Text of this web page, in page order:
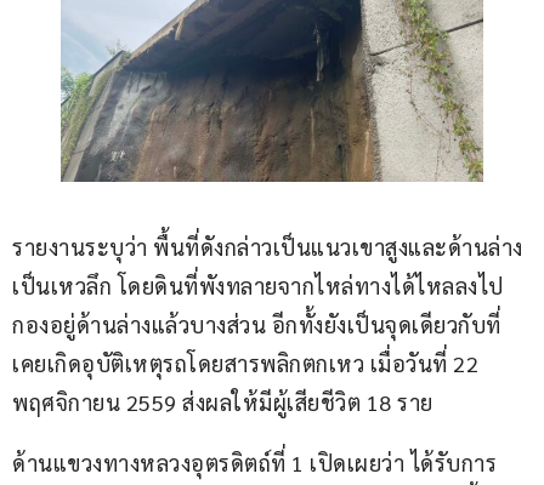
รายงานระบุว่า พื้นที่ดังกล่าวเป็นแนวเขาสูงและด้านล่าง
เป็นเหวลึก โดยดินที่พังทลายจากไหล่ทางได้ไหลลงไป
กองอยู่ด้านล่างแล้วบางส่วน อีกทั้งยังเป็นจุดเดียวกับที่
เคยเกิดอุบัติเหตุรถโดยสารพลิกตกเหว เมื่อวันที่ 22
พฤศจิกายน 2559 ส่งผลให้มีผู้เสียชีวิต 18 ราย
ด้านแขวงทางหลวงอุตรดิตถ์ที่ 1 เปิดเผยว่า ได้รับการ